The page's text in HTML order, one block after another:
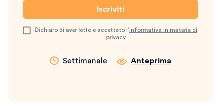
Dichiaro di aver letto e accettato l’informativa in materia di
privacy
Settimanale Anteprima